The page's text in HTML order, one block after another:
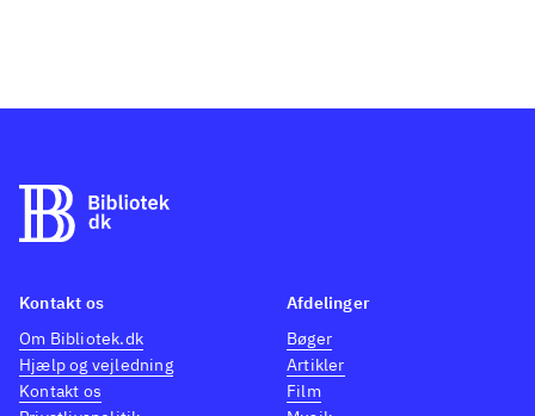
Kontakt os
Om Bibliotek.dk
Hjælp og vejledning
Kontakt os
Afdelinger
Bøger
Artikler
Film